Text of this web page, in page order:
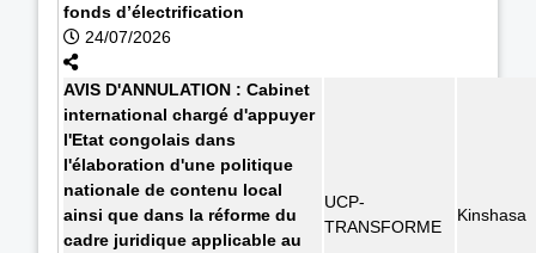
fonds d’électrification
24/07/2026
AVIS D'ANNULATION : Cabinet
international chargé d'appuyer
l'Etat congolais dans
l'élaboration d'une politique
nationale de contenu local
ainsi que dans la réforme du
cadre juridique applicable au
UCP-
TRANSFORME
Kinshasa